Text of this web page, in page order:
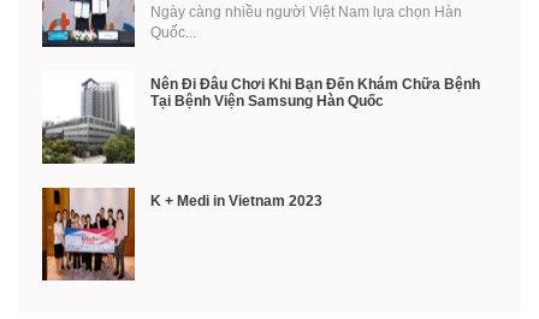
Ngày càng nhiều người Việt Nam lựa chọn Hàn
Quốc...
Nên Đi Đâu Chơi Khi Bạn Đến Khám Chữa Bệnh
Tại Bệnh Viện Samsung Hàn Quốc
K + Medi in Vietnam 2023